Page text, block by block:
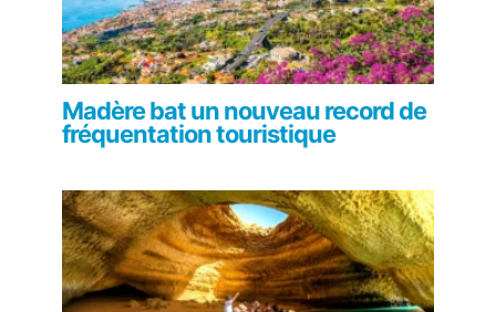
Madère bat un nouveau record de
fréquentation touristique